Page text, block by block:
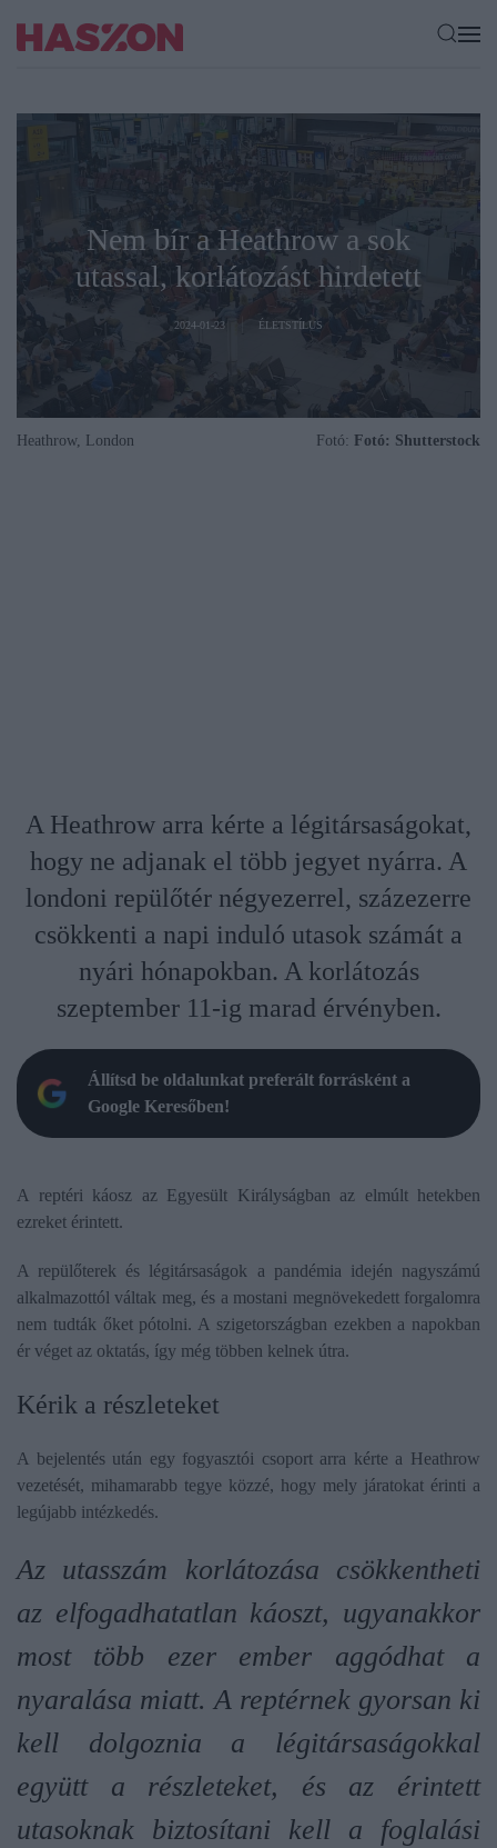
Nem bír a Heathrow a sok
utassal, korlátozást hirdetett
2024-01-23 ÉLETSTÍLUS
Heathrow, London Fotó: Fotó: Shutterstock
A Heathrow arra kérte a légitársaságokat,
hogy ne adjanak el több jegyet nyárra. A
londoni repülőtér négyezerrel, százezerre
csökkenti a napi induló utasok számát a
nyári hónapokban. A korlátozás
szeptember 11-ig marad érvényben.
Állítsd be oldalunkat preferált forrásként a
Google Keresőben!
A reptéri káosz az Egyesült Királyságban az elmúlt hetekben
ezreket érintett.
A repülőterek és légitársaságok a pandémia idején nagyszámú
alkalmazottól váltak meg, és a mostani megnövekedett forgalomra
nem tudták őket pótolni. A szigetországban ezekben a napokban
ér véget az oktatás, így még többen kelnek útra.
Kérik a részleteket
A bejelentés után egy fogyasztói csoport arra kérte a Heathrow
vezetését, mihamarabb tegye közzé, hogy mely járatokat érinti a
legújabb intézkedés.
Az utasszám korlátozása csökkentheti
az elfogadhatatlan káoszt, ugyanakkor
most több ezer ember aggódhat a
nyaralása miatt. A reptérnek gyorsan ki
kell dolgoznia a légitársaságokkal
együtt a részleteket, és az érintett
utasoknak biztosítani kell a foglalási